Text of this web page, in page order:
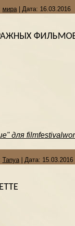
мира| Дата: 16.03.2016
ФИЛЬМОВ
для
Tanya| Дата: 15.03.2016